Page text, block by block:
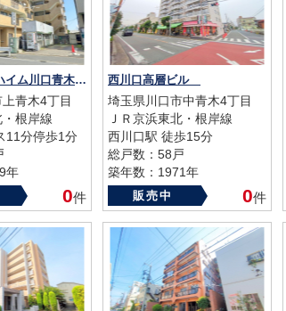
NICアーバンハイム川口青木町公園
青木4丁目
・根岸線
11分停歩1分
年
0件
西川口高層ビル
埼玉県川口市中青木4丁目
ＪＲ京浜東北・根岸線
西川口駅 徒歩15分
総戸数：58戸
築年数：1971年
販売中 0件